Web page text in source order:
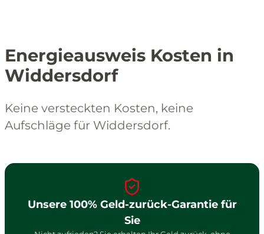
Energieausweis Kosten in
Widdersdorf
Keine versteckten Kosten, keine
Aufschläge für Widdersdorf.
Unsere 100% Geld-zurück-Garantie für
Sie